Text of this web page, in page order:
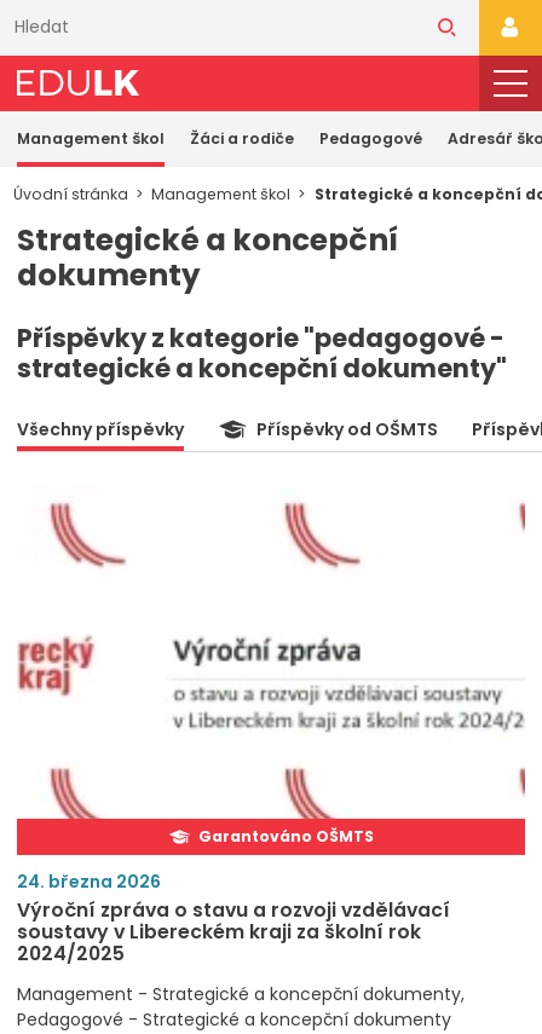
obsahu
Management škol Žáci a rodiče Pedagogové Adresář
Úvodní stránka Management škol Strategické a koncepční
Strategické a koncepční
dokumenty
Příspěvky z kategorie "pedagogové -
strategické a koncepční dokumenty"
Všechny příspěvky Příspěvky od OŠMTS
Garantováno OŠMTS
24. března 2026
Výroční zpráva o stavu a rozvoji vzdělávací
soustavy v Libereckém kraji za školní rok
2024/2025
Management - Strategické a koncepční dokumenty
Pedagogové - Strategické a koncepční dokumenty